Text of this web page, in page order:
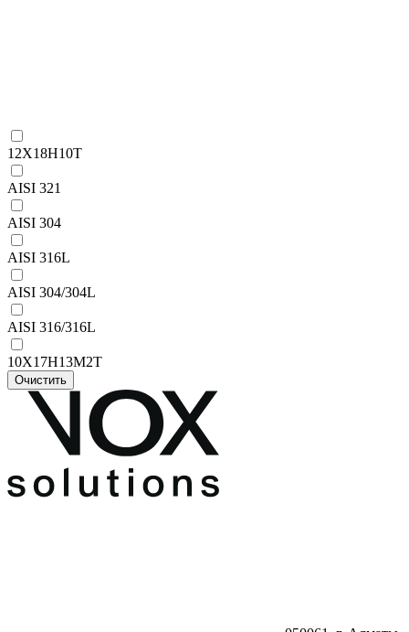
12Х18Н10Т
AISI 321
AISI 304
AISI 316L
AISI 304/304L
AISI 316/316L
10Х17Н13М2Т
Очистить